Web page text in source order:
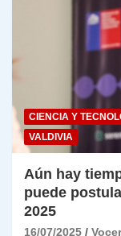
CIENCIA Y
VALDIVIA
Aún hay
puede
2025
16/07/2025